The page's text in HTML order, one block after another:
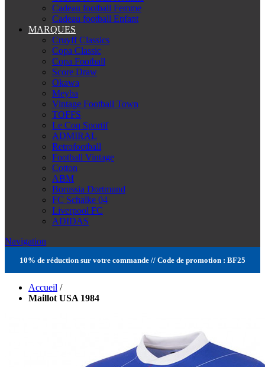
Cadeau football Femme
Cadeau football Enfant
MARQUES
Cruyff Classics
Copa Classic
Copa Football
Score Draw
Okawa
Meyba
Vintage Football Town
TOFFS
Le Coq Sportif
ADMIRAL
Retrofootball
Football Vintage
Cotton
ABM
Borussia Dortmund
FC Schalke 04
Liverpool FC
ADIDAS
Navigation
10% de réduction sur votre commande // Code de promotion : BF25
Accueil /
Maillot USA 1984